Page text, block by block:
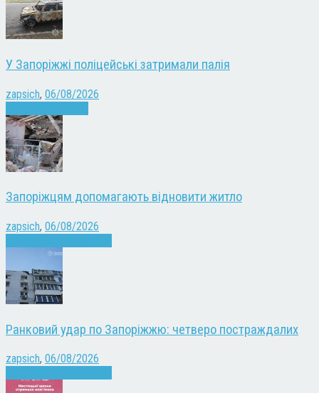
У Запоріжжі поліцейські затримали палія
zapsich, 06/08/2026
Запоріжцям допомагають відновити житло
zapsich, 06/08/2026
Ранковий удар по Запоріжжю: четверо постраждалих
zapsich, 06/08/2026